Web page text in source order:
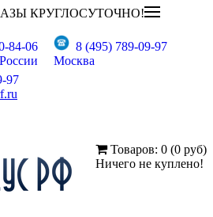
КРУГЛОСУТОЧНО!
84-06
8 (495) 789-09-97
Москва
97
Товаров: 0 (0 руб)
Ничего не куплено!